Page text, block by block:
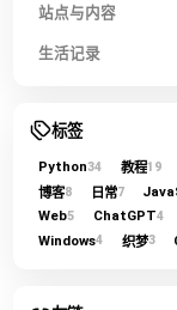
站点与内容
生活记录
标签
Python34 教程19
博客8 日常7
Web5 ChatGPT4
Windows4 织梦3